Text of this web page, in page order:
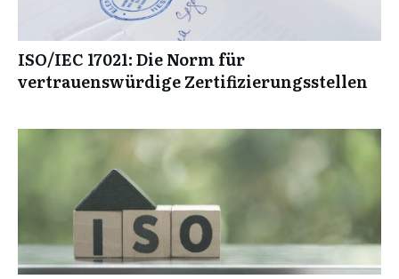
ISO/IEC 17021: Die Norm für
vertrauenswürdige Zertifizierungsstellen